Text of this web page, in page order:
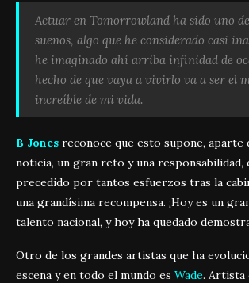
Actuar en Tomorrowland ha sido uno
sueños, algo que he considerado casi
he imaginado ahí arriba infinidad de
hecho de que vaya a vivirlo va a ser el
increíble de mi vida.
B Jones reconoce que esto supone, aparte
noticia, un gran reto y una responsabilidad,
precedido por tantos esfuerzos tras la
una grandísima recompensa. ¡Hoy es un
talento nacional, y hoy ha quedado
Otro de los grandes artistas que ha
escena y en todo el mundo es Wade. Artista